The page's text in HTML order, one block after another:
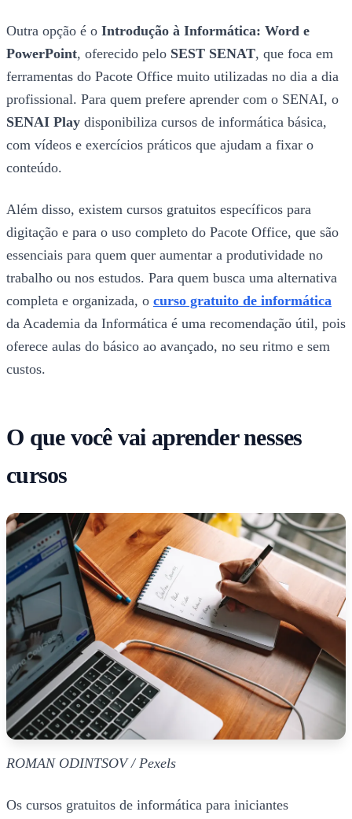
Outra opção é o Introdução à Informática: Word e
PowerPoint, oferecido pelo SEST SENAT, que foca em
ferramentas do Pacote Office muito utilizadas no dia a dia
profissional. Para quem prefere aprender com o SENAI, o
SENAI Play disponibiliza cursos de informática básica,
com vídeos e exercícios práticos que ajudam a fixar o
conteúdo.
Além disso, existem cursos gratuitos específicos para
digitação e para o uso completo do Pacote Office, que são
essenciais para quem quer aumentar a produtividade no
trabalho ou nos estudos. Para quem busca uma alternativa
completa e organizada, o curso gratuito de informática​
da Academia da Informática é uma recomendação útil, pois
oferece aulas do básico ao avançado, no seu ritmo e sem
custos.
O que você vai aprender nesses
cursos
ROMAN ODINTSOV / Pexels
Os cursos gratuitos de informática para iniciantes